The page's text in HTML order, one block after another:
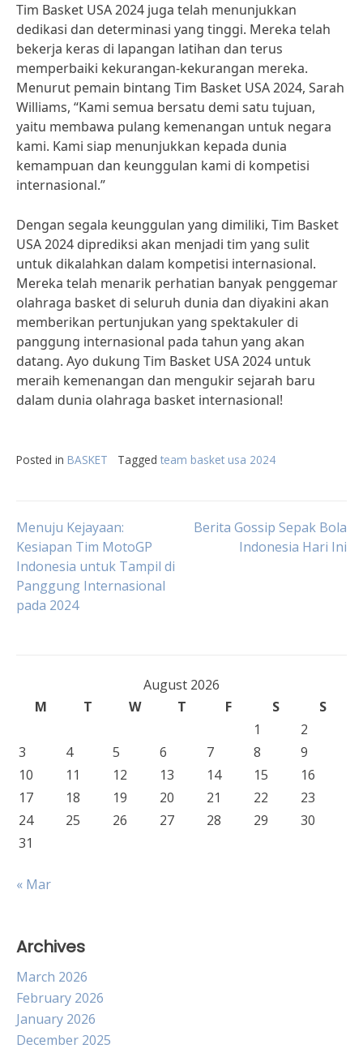
Tim Basket USA 2024 juga telah menunjukkan
dedikasi dan determinasi yang tinggi. Mereka telah
bekerja keras di lapangan latihan dan terus
memperbaiki kekurangan-kekurangan mereka.
Menurut pemain bintang Tim Basket USA 2024, Sarah
Williams, “Kami semua bersatu demi satu tujuan,
yaitu membawa pulang kemenangan untuk negara
kami. Kami siap menunjukkan kepada dunia
kemampuan dan keunggulan kami di kompetisi
internasional.”
Dengan segala keunggulan yang dimiliki, Tim Basket
USA 2024 diprediksi akan menjadi tim yang sulit
untuk dikalahkan dalam kompetisi internasional.
Mereka telah menarik perhatian banyak penggemar
olahraga basket di seluruh dunia dan diyakini akan
memberikan pertunjukan yang spektakuler di
panggung internasional pada tahun yang akan
datang. Ayo dukung Tim Basket USA 2024 untuk
meraih kemenangan dan mengukir sejarah baru
dalam dunia olahraga basket internasional!
Posted in BASKET Tagged team basket usa 2024
Post
navigation
Menuju Kejayaan:
Kesiapan Tim MotoGP
Indonesia untuk Tampil di
Panggung Internasional
pada 2024
Berita Gossip Sepak Bola
Indonesia Hari Ini
August 2026
M
T W T F S
S
1
2
3
4 5 6 7 8
9
10
11 12 13 14 15
16
17
18 19 20 21 22
23
24
25 26 27 28 29
30
31
« Mar
Archives
March 2026
February 2026
January 2026
December 2025